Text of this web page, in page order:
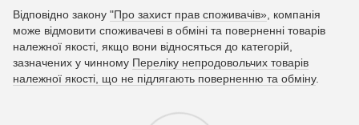
Відповідно закону "Про захист прав споживачів» , компанія
може відмовити споживачеві в обміні та поверненні товарів
належної якості, якщо вони відносяться до категорій,
зазначених у чинному Переліку непродовольчих товарів
належної якості, що не підлягають поверненню та обміну.